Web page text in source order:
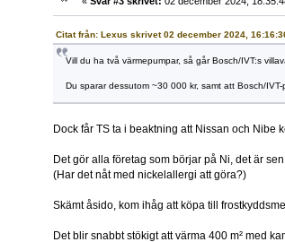
Citat från: Lexus skrivet 02 december 2024,
Vill du ha två värmepumpar, så går Bosch/IVT:s
Du sparar dessutom ~30 000 kr, samt att Bosch/
Dock får TS ta i beaktning att Nissan och Nibe
Det gör alla företag som börjar på Ni, det är
(Har det nåt med nickelallergi att göra?)
Skämt åsido, kom ihåg att köpa till
Det blir snabbt stökigt att värma 400 m² med